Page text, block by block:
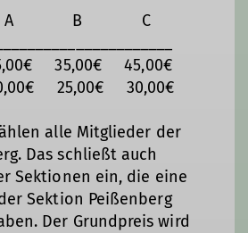
- A B C
35,00€ 45,00€
25,00€ 30,00€
alle Mitglieder der
Das schließt auch
Sektionen ein, die eine
Sektion Peißenberg
Der Grundpreis wird